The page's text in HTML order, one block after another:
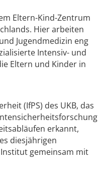
Eltern-Kind-Zentrum
Hier arbeiten
Jugendmedizin eng
Intensiv- und
Eltern und Kinder in
(IfPS) des UKB, das
erkannt,
diesjährigen
gemeinsam mit